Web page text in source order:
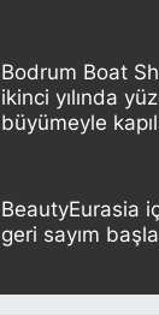
Bodrum Boat
ikinci yılında
büyümeyle
BeautyEurasia
geri sayım